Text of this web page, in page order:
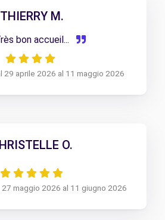
THIERRY M.
bon accueil...
29 aprile 2026 al 11 maggio 2026
O.
maggio 2026 al 11 giugno 2026